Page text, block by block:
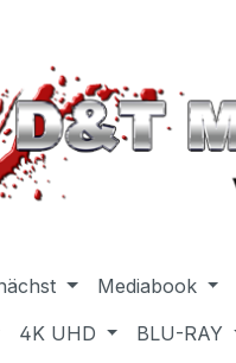
Mediabook
4K UHD BLU-RAY